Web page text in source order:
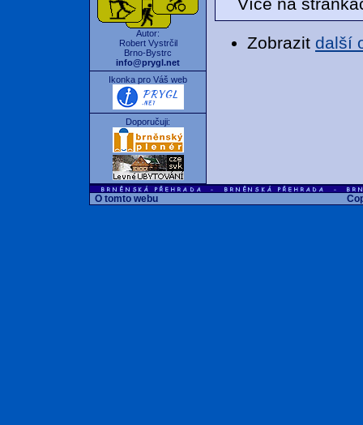
Autor:
Robert Vystrčil
Brno-Bystrc
info@prygl.net
Ikonka pro Váš web
Doporučuji:
Zobrazit další
O tomto webu